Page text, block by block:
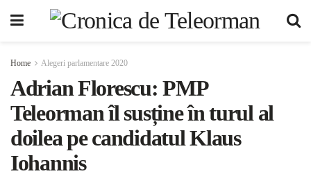
Home Alegeri parlamentare 2020
Adrian Florescu: PMP
Teleorman îl susține în turul al
doilea pe candidatul Klaus
Iohannis